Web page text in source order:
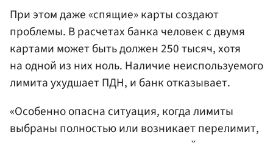
При этом даже «спящие» карты создают
проблемы. В расчетах банка человек с двумя
картами может быть должен 250 тысяч, хотя
на одной из них ноль. Наличие неиспользуемого
лимита ухудшает ПДН, и банк отказывает.
«Особенно опасна ситуация, когда лимиты
выбраны полностью или возникает перелимит,